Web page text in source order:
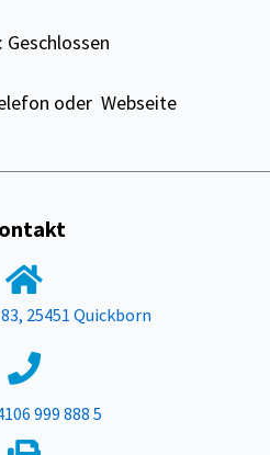
Geschlossen
oder Webseite
25451 Quickborn
999 888 5